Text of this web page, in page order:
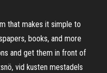
that makes it simple to
books, and more
and get them in front of
vid kusten mestadels